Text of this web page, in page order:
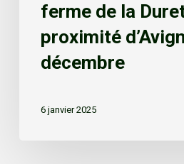
ferme de la
proximité
décembre
6 janvier 2025